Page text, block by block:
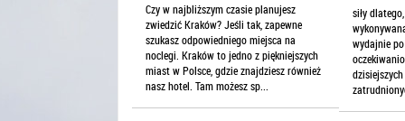
Czy w najbliższym czasie planujesz
zwiedzić Kraków? Jeśli tak, zapewne
szukasz odpowiedniego miejsca na
noclegi. Kraków to jedno z piękniejszych
miast w Polsce, gdzie znajdziesz również
nasz hotel. Tam możesz sp...
siły
wydajnie